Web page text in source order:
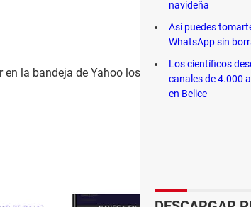
en la bandeja de Yahoo los emails de otras
navideña
Así puedes
WhatsApp sin
Los científicos
canales de 4.000
en Belice